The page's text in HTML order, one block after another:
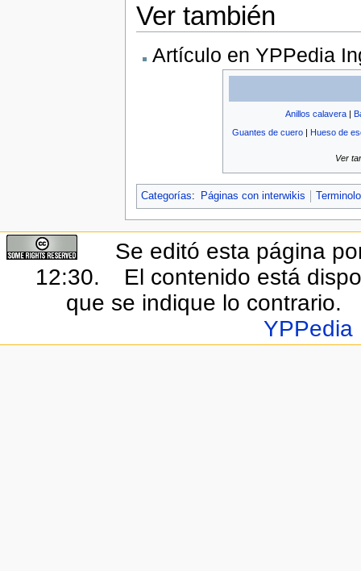
Ver también
Artículo en YPPedia
Anillos calavera |
Guantes de cuero
Hueso de
Ver
Categorías: Páginas con interwikis
Se editó esta página
12:30.
El contenido está
que se indique lo contrario.
YPPedia